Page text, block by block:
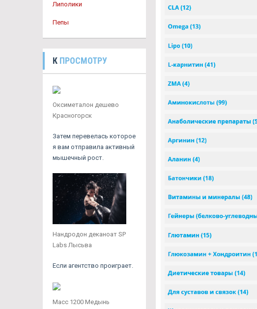
Липолики
Пепы
К ПРОСМОТРУ
Оксиметалон дешево
Красногорск
Затем перевелась которое
я вам отправила активный
мышечный рост.
Нандродон деканоат SP
Labs Лысьва
Если агентство проиграет.
Масс 1200 Медынь